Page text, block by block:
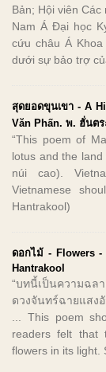
Bản; Hội viên
Nam Á Đại học
cứu châu Á
dưới sự bảo trợ
สุดยอดขุนเขา - A
Văn Phấn. พ. ฮั่นตร
“This poem of
lotus and the
núi cao).
Vietnamese
Hantrakool)
ดอกไม้ - Flowers
Hantrakool
“บทนี้เป็นความฉล
ดวงจันทร์ฉายแสง
... This poem
readers felt that
flowers in its light.